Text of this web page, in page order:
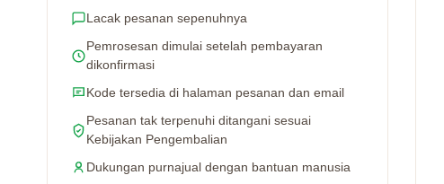
Lacak pesanan sepenuhnya
Pemrosesan dimulai setelah pembayaran
dikonfirmasi
Kode tersedia di halaman pesanan dan email
Pesanan tak terpenuhi ditangani sesuai
Kebijakan Pengembalian
Dukungan purnajual dengan bantuan manusia